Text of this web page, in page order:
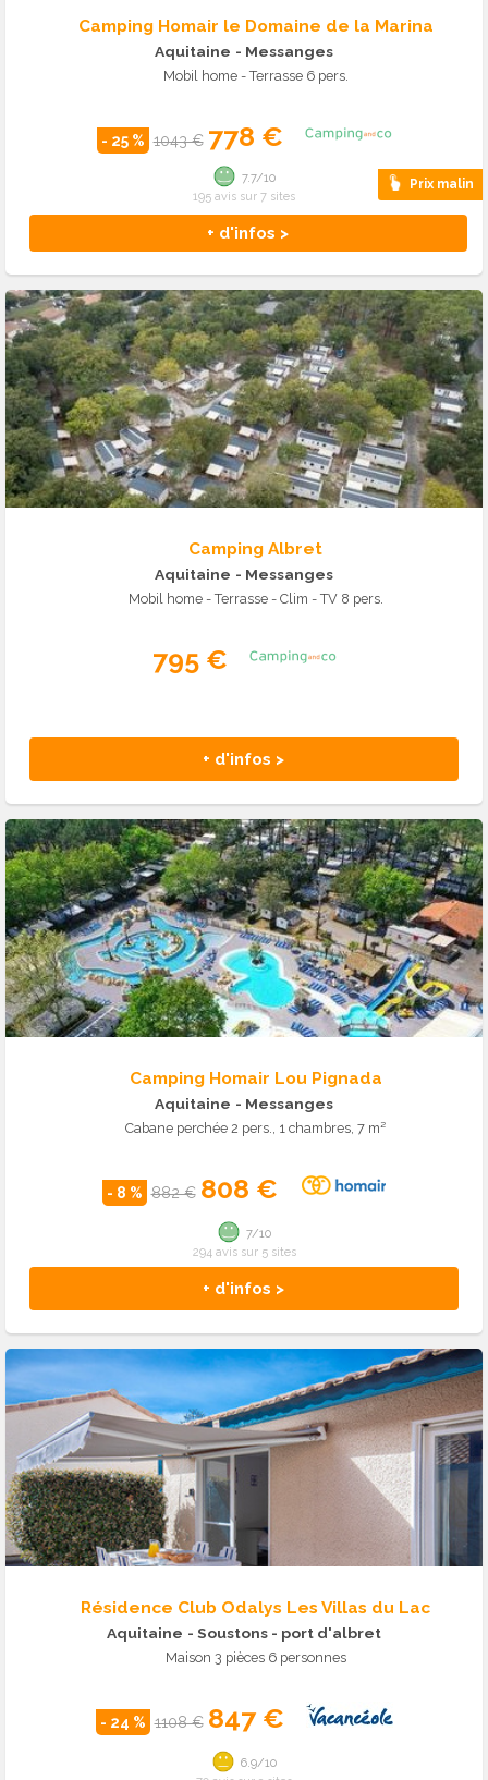
Camping Homair le Domaine de la Marina
Aquitaine - Messanges
Mobil home - Terrasse 6 pers.
- 25 % 1043 € 778 €
Prix malin
+ d'infos >
7.7/10
195 avis sur 7 sites
Camping Albret
Aquitaine - Messanges
Mobil home - Terrasse - Clim - TV 8 pers.
795 €
+ d'infos >
Camping Homair Lou Pignada
Aquitaine - Messanges
Cabane perchée 2 pers., 1 chambres, 7 m²
- 8 % 882 € 808 €
+ d'infos >
7/10
294 avis sur 5 sites
Résidence Club Odalys Les Villas du Lac
Aquitaine - Soustons - port d'albret
Maison 3 pièces 6 personnes
- 24 % 1108 € 847 €
6.9/10